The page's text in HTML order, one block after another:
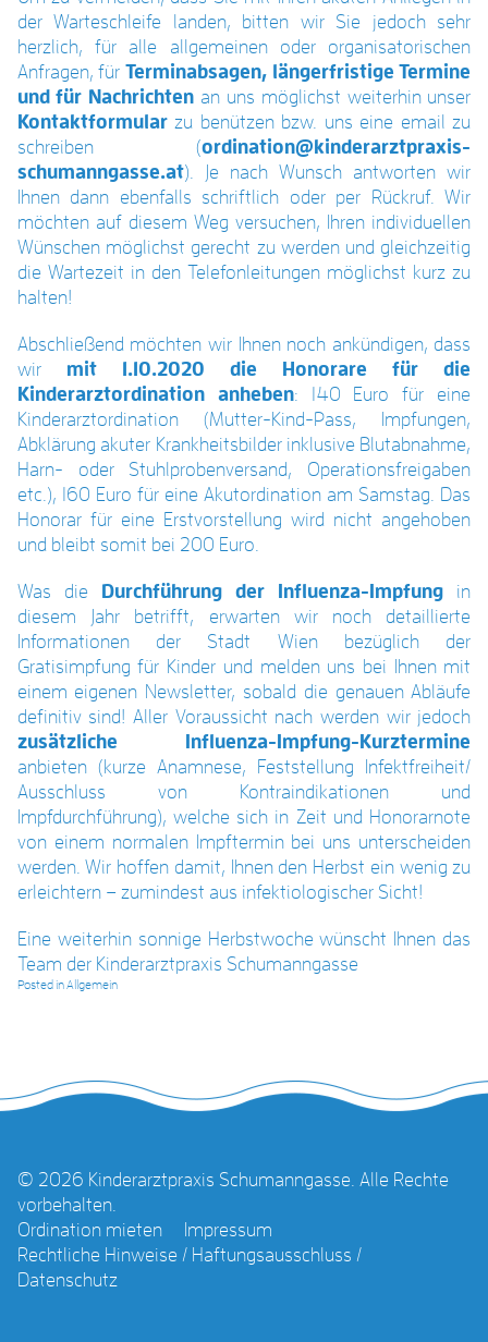
der Warteschleife landen, bitten wir Sie jedoch sehr
herzlich, für alle allgemeinen oder organisatorischen
Anfragen, für Terminabsagen, längerfristige Termine
und für Nachrichten an uns möglichst weiterhin unser
Kontaktformularzu benützen bzw. uns eine email zu
schreiben (ordination@kinderarztpraxis-
schumanngasse.at). Je nach Wunsch antworten wir
Ihnen dann ebenfalls schriftlich oder per Rückruf. Wir
möchten auf diesem Weg versuchen, Ihren individuellen
Wünschen möglichst gerecht zu werden und gleichzeitig
die Wartezeit in den Telefonleitungen möglichst kurz zu
halten!
Abschließend möchten wir Ihnen noch ankündigen, dass
wir mit 1.10.2020 die Honorare für die
Kinderarztordination anheben: 140 Euro für eine
Kinderarztordination (Mutter-Kind-Pass, Impfungen,
Abklärung akuter Krankheitsbilder inklusive Blutabnahme,
Harn- oder Stuhlprobenversand, Operationsfreigaben
etc.), 160 Euro für eine Akutordination am Samstag. Das
Honorar für eine Erstvorstellung wird nicht angehoben
und bleibt somit bei 200 Euro.
Was die Durchführung der Influenza-Impfung in
diesem Jahr betrifft, erwarten wir noch detaillierte
Informationen der Stadt Wien bezüglich der
Gratisimpfung für Kinder und melden uns bei Ihnen mit
einem eigenen Newsletter, sobald die genauen Abläufe
definitiv sind! Aller Voraussicht nach werden wir jedoch
zusätzliche Influenza-Impfung-Kurztermine
anbieten (kurze Anamnese, Feststellung Infektfreiheit/
Ausschluss von Kontraindikationen und
Impfdurchführung), welche sich in Zeit und Honorarnote
von einem normalen Impftermin bei uns unterscheiden
werden. Wir hoffen damit, Ihnen den Herbst ein wenig zu
erleichtern – zumindest aus infektiologischer Sicht!
Eine weiterhin sonnige Herbstwoche wünscht Ihnen das
Team der Kinderarztpraxis Schumanngasse
Posted inAllgemein
© 2026 Kinderarztpraxis Schumanngasse. Alle Rechte
vorbehalten.
Ordination mieten
Impressum
Rechtliche Hinweise / Haftungsausschluss /
Datenschutz